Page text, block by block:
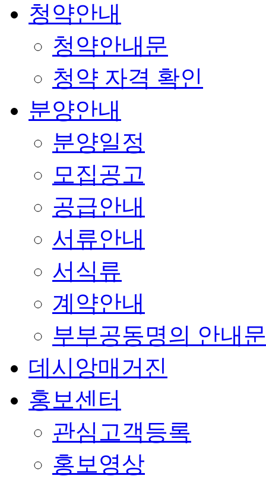
청약안내
청약안내문
청약 자격 확인
분양안내
분양일정
모집공고
공급안내
서류안내
서식류
계약안내
부부공동명의 안내문
데시앙매거진
홍보센터
관심고객등록
홍보영상